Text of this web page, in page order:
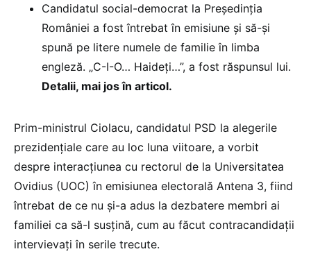
Candidatul social-democrat la Președinția
României a fost întrebat în emisiune și să-și
spună pe litere numele de familie în limba
engleză. „C-I-O… Haideți…”, a fost răspunsul lui.
Detalii, mai jos în articol.
Prim-ministrul Ciolacu, candidatul PSD la alegerile
prezidențiale care au loc luna viitoare, a vorbit
despre interacțiunea cu rectorul de la Universitatea
Ovidius (UOC) în emisiunea electorală Antena 3, fiind
întrebat de ce nu și-a adus la dezbatere membri ai
familiei ca să-l susțină, cum au făcut contracandidații
intervievați în serile trecute.